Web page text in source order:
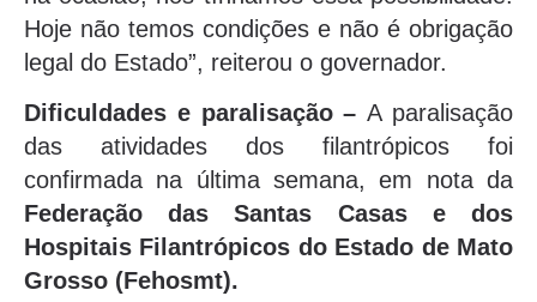
Hoje não temos condições e não é obrigação
legal do Estado”, reiterou o governador.
Dificuldades e paralisação –A paralisação
das atividades dos filantrópicos foi
confirmada na última semana, em nota da
Federação das Santas Casas e dos
Hospitais Filantrópicos do Estado de Mato
Grosso (Fehosmt).